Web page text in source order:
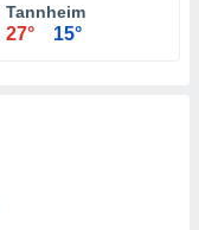
Tannheim
27° 15°